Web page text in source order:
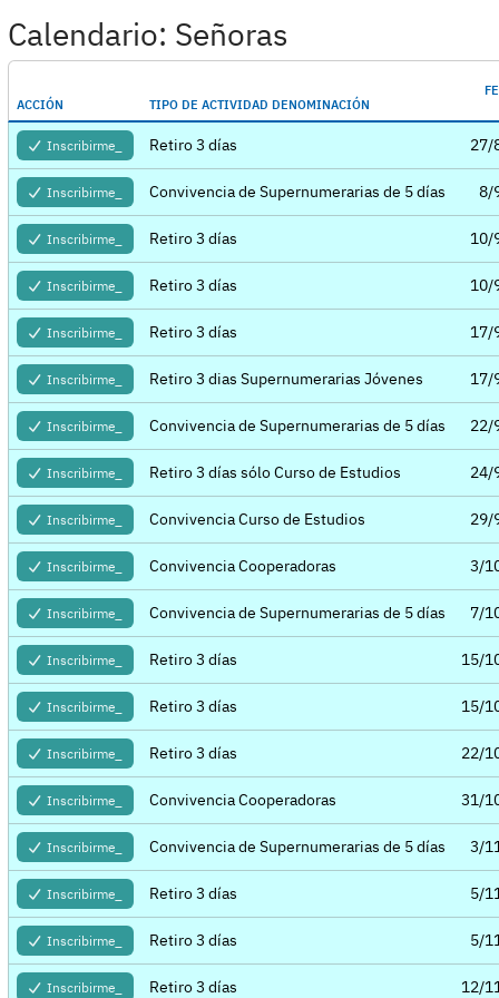
Calendario: Señoras
ACCIÓN TIPO DE ACTIVIDAD DENOMINACIÓN
Inscribirme_ Retiro 3 días 27/
Inscribirme_ Convivencia de Supernumerarias de 5 días 8/
Inscribirme_ Retiro 3 días 10/
Inscribirme_ Retiro 3 días 10/
Inscribirme_ Retiro 3 días 17/
Inscribirme_ Retiro 3 dias Supernumerarias Jóvenes 17/
Inscribirme_ Convivencia de Supernumerarias de 5 días 22/
Inscribirme_ Retiro 3 días sólo Curso de Estudios 24/
Inscribirme_ Convivencia Curso de Estudios 29/
Inscribirme_ Convivencia Cooperadoras 3/
Inscribirme_ Convivencia de Supernumerarias de 5 días 7/
Inscribirme_ Retiro 3 días 15/
Inscribirme_ Retiro 3 días 15/
Inscribirme_ Retiro 3 días 22/
Inscribirme_ Convivencia Cooperadoras 31/
Inscribirme_ Convivencia de Supernumerarias de 5 días 3/
Inscribirme_ Retiro 3 días 5/
Inscribirme_ Retiro 3 días 5/
Inscribirme_ Retiro 3 días 12/